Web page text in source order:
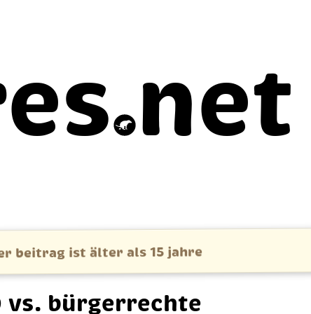
net
beitrag ist älter als 15 jahre
vs. bür­ger­rech­te